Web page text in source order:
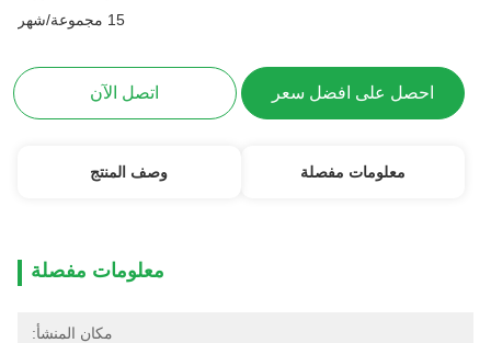
15 مجموعة/شهر
احصل على افضل سعر اتصل الآن
معلومات مفصلة وصف المنتج
معلومات مفصلة
مكان المنشأ: